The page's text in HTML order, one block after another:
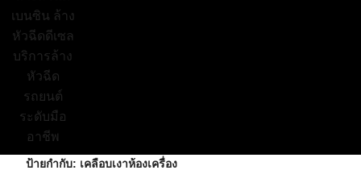
ป้ายกำกับ: เคลือบเงาห้องเครื่อง